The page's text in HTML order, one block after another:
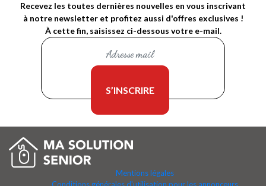
Recevez les toutes dernières nouvelles en vous inscrivant
à notre newsletter et profitez aussi d'offres exclusives !
À cette fin, saisissez ci-dessous votre e-mail.
Mentions légales